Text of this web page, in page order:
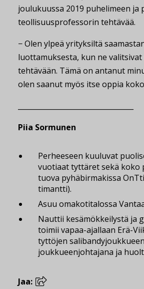
joulukuussa 2019 puhelimeen ja
teollisuusprofessorin tehtävää.
− Olen ylpeä yrityksiltä
luottamuksesta, kun ne
tehtävään. Tämä on antanut
olen saanut myös itse oppia
Piia Sormunen
Perheeseen kuuluvat
vuotiaat tyttäret sekä koko
tuova pyhäbirmakissa
timantti).
Asuu omakotitalossa
Nauttii kesämökkeilystä ja
toimii vapaa-ajallaan Erä-
tyttöjen salibandyjoukkueen
joukkueenjohtajana ja
Jaa: